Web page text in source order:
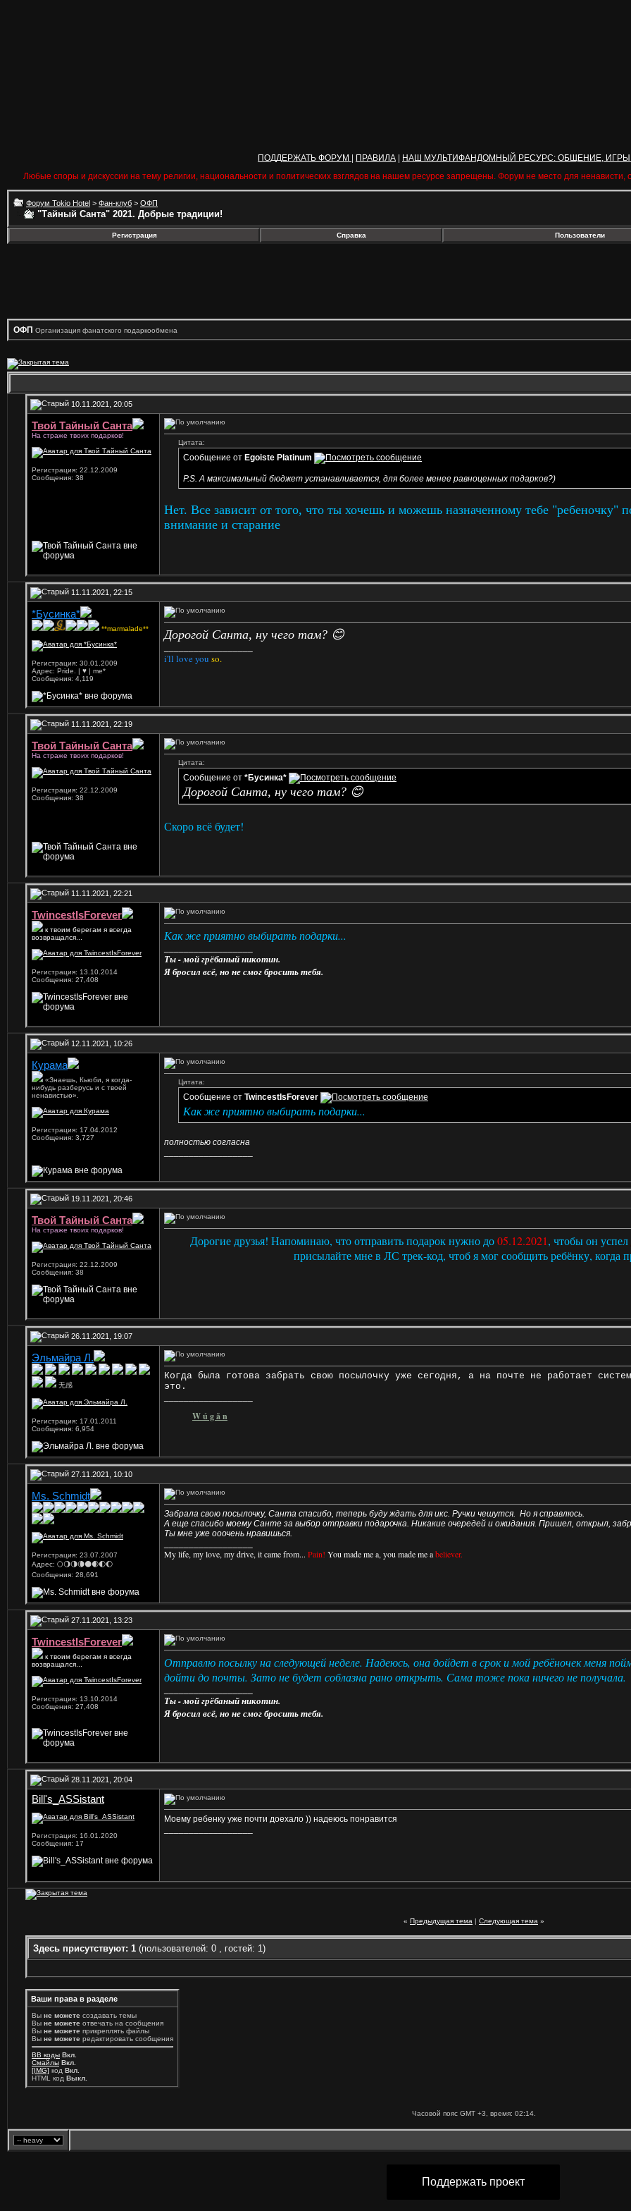
ПОДДЕРЖАТЬ ФОРУМ ПРАВИЛА
НАШ МУЛЬТИФАНДОМНЫЙ РЕСУРС: ОБЩЕНИЕ, ИГРЫ
Любые споры и дискуссии на тему религии, национальности и политических взглядов на нашем ресурсе запрещены. Форум не место для
Форум Tokio Hotel > Фан-клуб > ОФП
"Тайный Санта" 2021. Добрые традиции!
Регистрация Справка Пользователи
ОФП Организация фанатского подаркообмена
10.11.2021, 20:05
Твой Тайный Санта
На страже твоих подарков!
Регистрация: 22.12.2009
Сообщения: 38
Цитата:
Сообщение от Egoiste Platinum
P.S. А максимальный бюджет устанавливается, для более менее равноценных подарков?)
Нет. Все зависит от того, что ты хочешь и можешь назначенному тебе "ребеночку"
внимание и старание
11.11.2021, 22:15
*Бусинка*
**marmalade**
Регистрация: 30.01.2009
Адрес: Pride. | ♥ | me*
Сообщения: 4,119
Дорогой Санта, ну чего там? 😊
i'll love you so.
11.11.2021, 22:19
Твой Тайный Санта
На страже твоих подарков!
Регистрация: 22.12.2009
Сообщения: 38
Цитата:
Сообщение от *Бусинка*
Дорогой Санта, ну чего там? 😊
Скоро всё будет!
11.11.2021, 22:21
TwincestIsForever
к твоим берегам я всегда
возвращался...
Регистрация: 13.10.2014
Сообщения: 27,408
Как же приятно выбирать подарки...
Ты - мой грёбаный никотин.
Я бросил всё, но не смог бросить тебя.
12.11.2021, 10:26
Курама
«Знаешь, Кьюби, я когда-
нибудь разберусь и с твоей
ненавистью».
Регистрация: 17.04.2012
Сообщения: 3,727
Цитата:
Сообщение от TwincestIsForever
Как же приятно выбирать подарки...
полностью согласна
19.11.2021, 20:46
Твой Тайный Санта
На страже твоих подарков!
Регистрация: 22.12.2009
Сообщения: 38
Дорогие друзья! Напоминаю, что отправить подарок нужно до05.12.2021, чтобы он
присылайте мне в ЛС трек-код, чтоб я мог сообщить ребёнку, когда
26.11.2021, 19:07
Эльмайра Л.
无感
Регистрация: 17.01.2011
Сообщения: 6,954
Когда была готова забрать свою посылочку уже сегодня, а на почте не работает
это.
W ú g ă n
27.11.2021, 10:10
Ms. Schmidt
Регистрация: 23.07.2007
Адрес: 🌕🌖🌗🌘🌑🌒🌓🌔
Сообщения: 28,691
Забрала свою посылочку, Санта спасибо, теперь буду ждать для икс. Ручки чешутся. Но я справлюсь.
А еще спасибо моему Санте за выбор отправки подарочка. Никакие очередей и ожидания. Пришел, открыл,
Ты мне уже ооочень нравишься.
My life, my love, my drive, it came from... Pain! You made me a, you made me abeliever.
27.11.2021, 13:23
TwincestIsForever
к твоим берегам я всегда
возвращался...
Регистрация: 13.10.2014
Сообщения: 27,408
Отправлю посылку на следующей неделе. Надеюсь, она дойдет в срок и мой ребёночек меня
дойти до почты. Зато не будет соблазна рано открыть. Сама тоже пока ничего не получала.
Ты - мой грёбаный никотин.
Я бросил всё, но не смог бросить тебя.
28.11.2021, 20:04
Bill's_ASSistant
Регистрация: 16.01.2020
Сообщения: 17
Моему ребенку уже почти доехало )) надеюсь понравится
« Предыдущая тема | Следующая тема »
Здесь присутствуют: 1 (пользователей: 0 , гостей: 1)
Ваши права в разделе
Вы не можете создавать темы
Вы не можете отвечать на сообщения
Вы не можете прикреплять файлы
Вы не можете редактировать сообщения
BB коды Вкл.
Смайлы Вкл.
[IMG] код Вкл.
HTML код Выкл.
Часовой пояс GMT +3, время: 02:14
Поддержать проект